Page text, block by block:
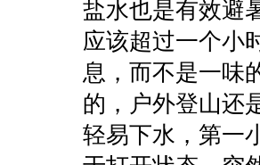
盐水也是有效避
应该超过一个小
息，而不是一味
的，户外登山还
轻易下水，第一